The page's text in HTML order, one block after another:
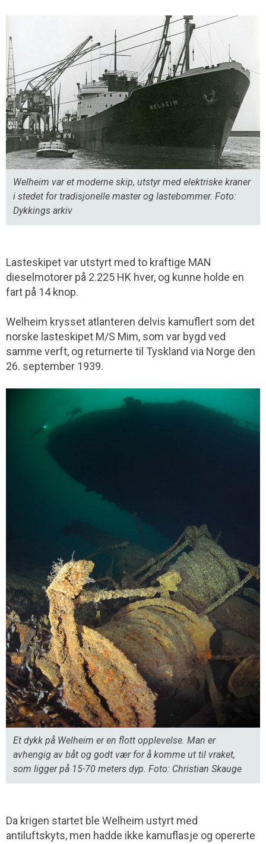
Welheim var et moderne skip, utstyr med elektriske kraner
i stedet for tradisjonelle master og lastebommer. Foto:
Dykkings arkiv
Lasteskipet var utstyrt med to kraftige MAN
dieselmotorer på 2.225 HK hver, og kunne holde en
fart på 14 knop.
Welheim krysset atlanteren delvis kamuflert som det
norske lasteskipet M/S Mim, som var bygd ved
samme verft, og returnerte til Tyskland via Norge den
26. september 1939.
Et dykk på Welheim er en flott opplevelse. Man er
avhengig av båt og godt vær for å komme ut til vraket,
som ligger på 15-70 meters dyp. Foto: Christian Skauge
Da krigen startet ble Welheim ustyrt med
antiluftskyts, men hadde ikke kamuflasje og opererte